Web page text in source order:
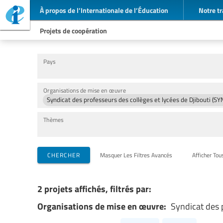
À propos de l’Internationale de l’Éducation Notre
Projets de coopération
Pays
Organisations de mise en œuvre
Syndicat des professeurs des collèges et lycées de Djibouti
Thèmes
CHERCHER Masquer Les Filtres Avancés Afficher
2 projets affichés, filtrés par:
Organisations de mise en œuvre: Syndicat des